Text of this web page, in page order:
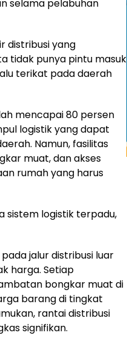
selama pelabuhan
distribusi yang
tidak punya pintu masuk
terikat pada daerah
mencapai 80 persen
logistik yang dapat
Namun, fasilitas
muat, dan akses
rumah yang harus
sistem logistik terpadu,
jalur distribusi luar
harga. Setiap
bongkar muat di
barang di tingkat
rantai distribusi
signifikan.